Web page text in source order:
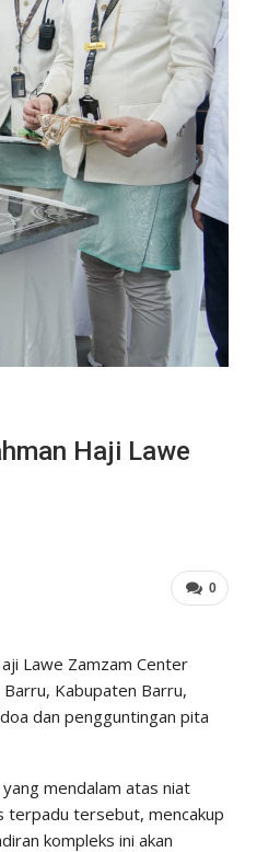
Haji Lawe
0
Lawe Zamzam Center
Kabupaten Barru,
dan pengguntingan pita
mendalam atas niat
terpadu tersebut, mencakup
kompleks ini akan